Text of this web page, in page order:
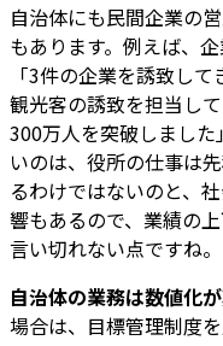
自治体にも民間企業の
もあります。例えば、
「3件の企業を誘致し
観光客の誘致を担当し
300万人を突破しまし
いのは、役所の仕事は
るわけではないのと、
響もあるので、業績の
言い切れない点ですね。
自治体の業務は数値化
場合は、目標管理制度